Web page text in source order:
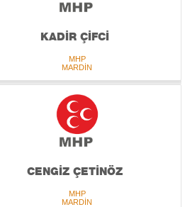
KADİR ÇİFCİ
MHP
MARDİN
CENGİZ ÇETİNÖZ
MHP
MARDİN